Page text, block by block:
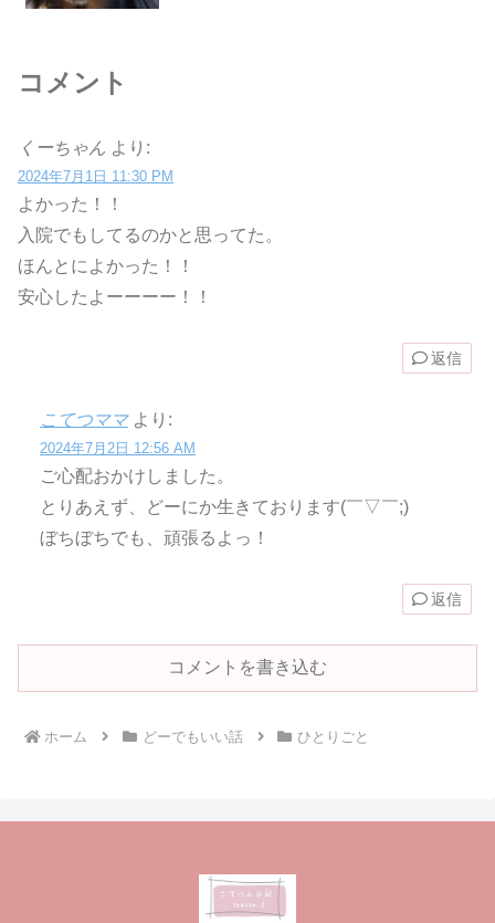
コメント
くーちゃん より:
2024年7月1日 11:30 PM
よかった！！
入院でもしてるのかと思ってた。
ほんとによかった！！
安心したよーーーー！！
返信
こてつママ より:
2024年7月2日 12:56 AM
ご心配おかけしました。
とりあえず、どーにか生きております(￣▽￣;)
ぼちぼちでも、頑張るよっ！
返信
コメントを書き込む
ホーム どーでもいい話 ひとりごと